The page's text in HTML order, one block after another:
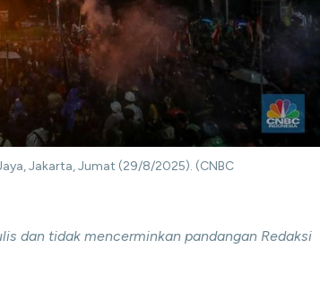
Jakarta, Jumat (29/8/2025). (CNBC
dan tidak mencerminkan pandangan Redaksi